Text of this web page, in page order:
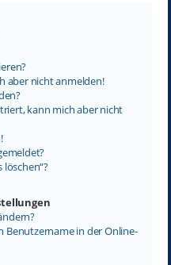
aber nicht anmelden!
kann mich aber nicht
löschen“?
Benutzername in der Online-